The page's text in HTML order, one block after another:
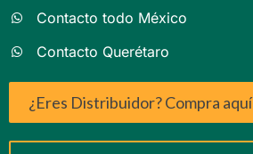
Contacto todo México
Contacto Querétaro
¿Eres Distribuidor? Compra aquí